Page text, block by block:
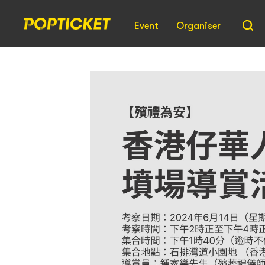
Event Organiser